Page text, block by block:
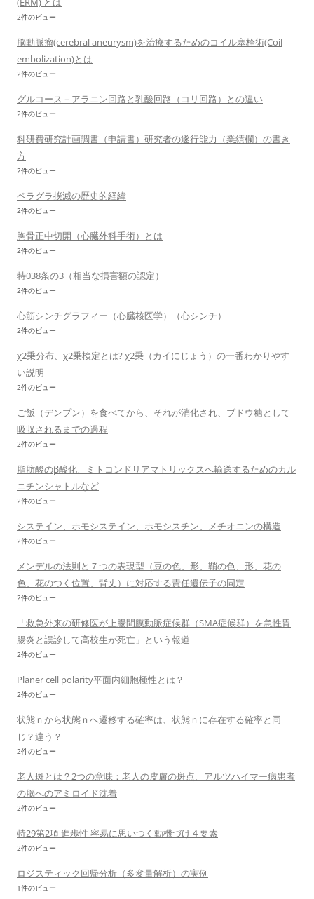
2件のビュー
脳動脈瘤(cerebral aneurysm)を治療するためのコイル塞栓術(Coil
embolization)とは
2件のビュー
グルコース－アラニン回路と乳酸回路（コリ回路）との違い
2件のビュー
科研費研究計画調書（申請書）研究者の遂行能力（業績欄）の書き
方
2件のビュー
ペラグラ撲滅の歴史的経緯
2件のビュー
胸骨正中切開（心臓外科手術）とは
2件のビュー
特038条の3（相当な損害額の認定）
2件のビュー
心筋シンチグラフィー（心臓核医学）（心シンチ）
2件のビュー
χ2乗分布、χ2乗検定とは? χ2乗（カイにじょう）の一番わかりやす
い説明
2件のビュー
ご飯（デンプン）を食べてから、それが消化され、ブドウ糖として
吸収されるまでの過程
2件のビュー
脂肪酸のβ酸化、ミトコンドリアマトリックスへ輸送するためのカル
ニチンシャトルなど
2件のビュー
システイン、ホモシステイン、ホモシスチン、メチオニンの構造
2件のビュー
メンデルの法則と７つの表現型（豆の色、形、鞘の色、形、花の
色、花のつく位置、背丈）に対応する責任遺伝子の同定
2件のビュー
「救急外来の研修医が上腸間膜動脈症候群（SMA症候群）を急性胃
腸炎と誤診して高校生が死亡」という報道
2件のビュー
Planer cell polarity平面内細胞極性とは？
2件のビュー
状態ｎから状態ｎへ遷移する確率は、状態ｎに存在する確率と同
じ？違う？
2件のビュー
老人斑とは？2つの意味：老人の皮膚の斑点、アルツハイマー病患者
の脳へのアミロイド沈着
2件のビュー
特29第2項 進歩性 容易に思いつく動機づけ４要素
2件のビュー
ロジスティック回帰分析（多変量解析）の実例
1件のビュー